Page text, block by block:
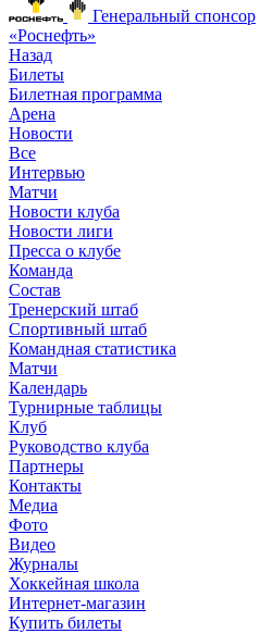
Генеральный спонсор
«Роснефть»
Назад
Билеты
Билетная программа
Арена
Новости
Все
Интервью
Матчи
Новости клуба
Новости лиги
Пресса о клубе
Команда
Состав
Тренерский штаб
Спортивный штаб
Командная статистика
Матчи
Календарь
Турнирные таблицы
Клуб
Руководство клуба
Партнеры
Контакты
Медиа
Фото
Видео
Журналы
Хоккейная школа
Интернет-магазин
Купить билеты